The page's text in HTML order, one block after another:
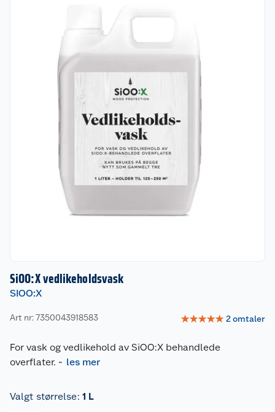
SiOO:X vedlikeholdsvask
SIOO:X
Art nr: 7350043918583 ☆☆☆☆☆ 2omtaler
For vask og vedlikehold av SiOO:X behandlede
overflater. - les mer
Valgt størrelse: 1 L